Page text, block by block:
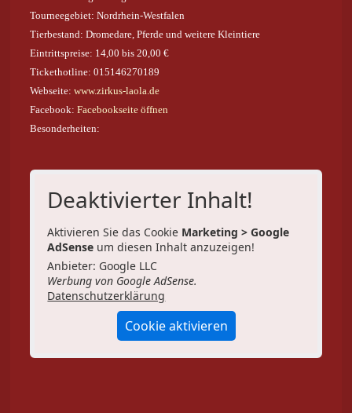
Tourneegebiet: Nordrhein-Westfalen
Tierbestand: Dromedare, Pferde und weitere Kleintiere
Eintrittspreise: 14,00 bis 20,00 €
Tickethotline: 015146270189
Webseite:www.zirkus-laola.de
Facebook:Facebookseite öffnen
Besonderheiten:
Deaktivierter Inhalt!
Aktivieren Sie das Cookie Marketing > Google
AdSense um diesen Inhalt anzuzeigen!
Anbieter: Google LLC
Werbung von Google AdSense.
Datenschutzerklärung
Cookie aktivieren